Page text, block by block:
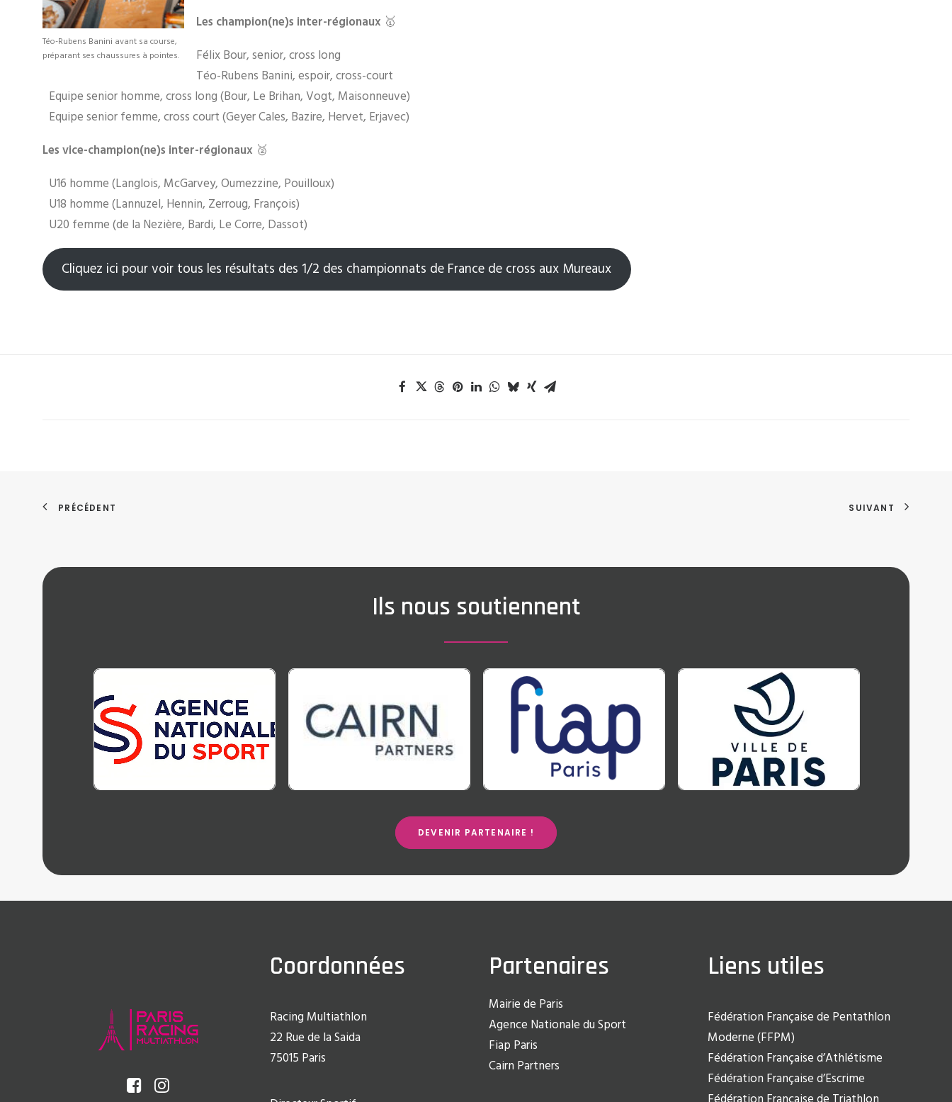
Téo-Rubens Banini avant sa course,
préparant ses chaussures à pointes.
Les champion(ne)s inter-régionaux 🥇
Félix Bour, senior, cross long
Téo-Rubens Banini, espoir, cross-court
Equipe senior homme, cross long (Bour, Le Brihan, Vogt, Maisonneuve)
Equipe senior femme, cross court (Geyer Cales, Bazire, Hervet, Erjavec)
Les vice-champion(ne)s inter-régionaux 🥈
U16 homme (Langlois, McGarvey, Oumezzine, Pouilloux)
U18 homme (Lannuzel, Hennin, Zerroug, François)
U20 femme (de la Nezière, Bardi, Le Corre, Dassot)
Cliquez ici pour voir tous les résultats des 1/2 des championnats de France de cross aux Mureaux
PRÉCÉDENT SUIVANT
Ils nous soutiennent
DEVENIR PARTENAIRE !
Coordonnées
Racing Multiathlon
22 Rue de la Saida
75015 Paris
Partenaires
Mairie de Paris
Agence Nationale du Sport
Fiap Paris
Cairn Partners
Liens utiles
Fédération Française de Pentathlon
Moderne (FFPM)
Fédération Française d’Athlétisme
Fédération Française d’Escrime